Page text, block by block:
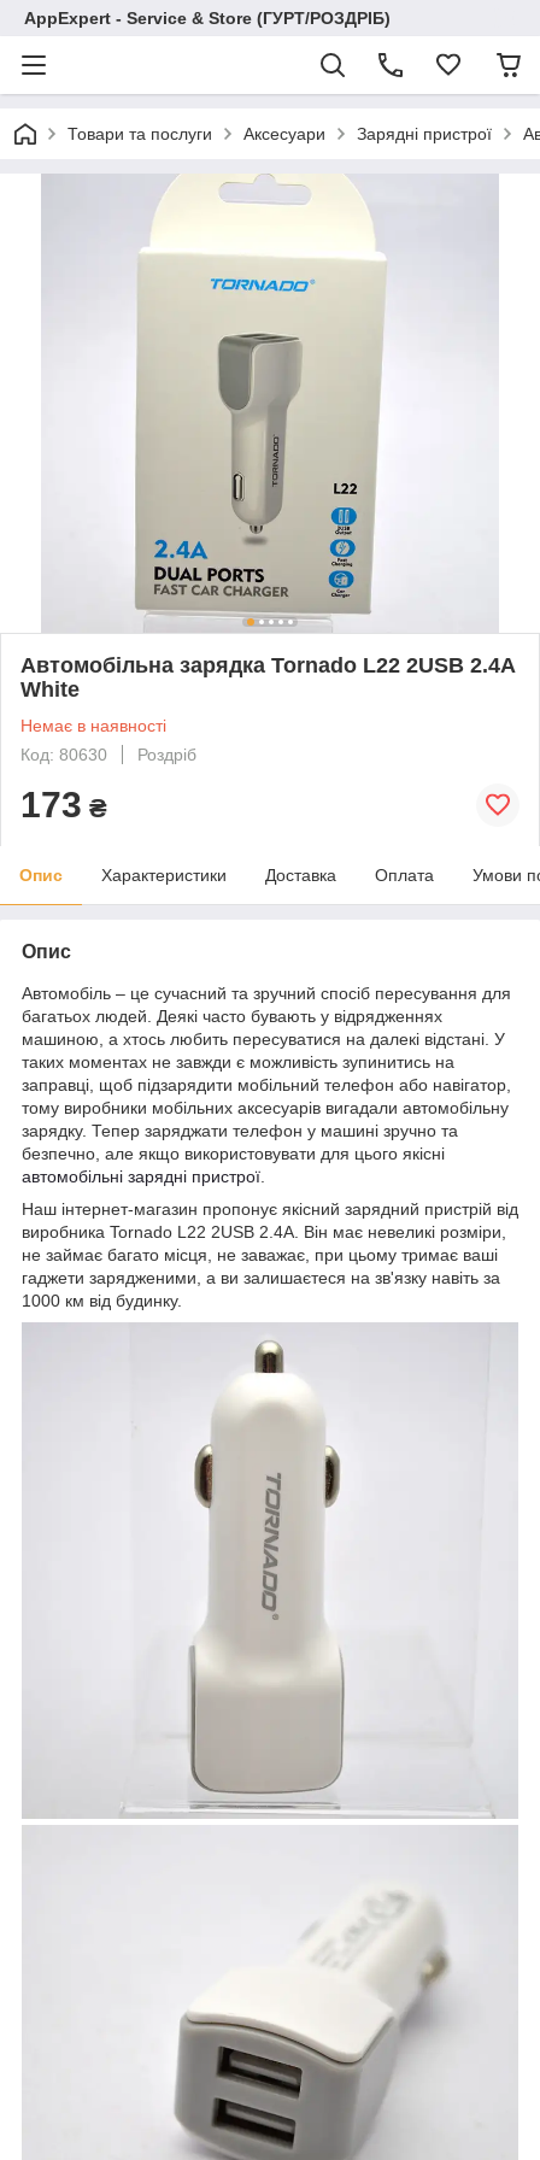
AppExpert - Service & Store (ГУРТ/РОЗДРІБ)
Товари та послуги Аксесуари Зарядні пристрої
Автомобільна зарядка Tornado L22 2USB 2.4A
White
Немає в наявності
Код: 80630
Роздріб
173 ₴
Опис Характеристики Доставка Оплата Умови
Опис
Автомобіль – це сучасний та зручний спосіб пересування для
багатьох людей. Деякі часто бувають у відрядженнях
машиною, а хтось любить пересуватися на далекі відстані. У
таких моментах не завжди є можливість зупинитись на
заправці, щоб підзарядити мобільний телефон або навігатор,
тому виробники мобільних аксесуарів вигадали автомобільну
зарядку. Тепер заряджати телефон у машині зручно та
безпечно, але якщо використовувати для цього якісні
автомобільні зарядні пристрої
Наш інтернет-магазин пропонує якісний зарядний пристрій від
виробника Tornado L22 2USB 2.4A. Він має невеликі розміри,
не займає багато місця, не заважає, при цьому тримає ваші
гаджети зарядженими, а ви залишаєтеся на зв'язку навіть за
1000 км від будинку.